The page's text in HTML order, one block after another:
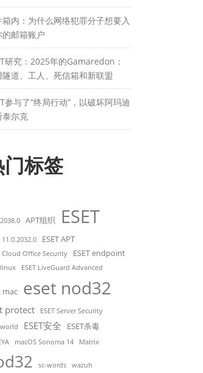
箱内：为什么网络犯罪分子想要入
的邮箱账户
研究：2025年的Gamaredon：
隧道、工人、死信箱和新联盟
参与了“终局行动”，以破坏阿玛迪
泰尔克
门标签
APT组织 ESET
11.0.2032.0 ESET APT
Cloud Office Security ESET endpoint
ESET LiveGuard Advanced
mac eset nod32
protect
ESET Server Security
ESET安全 ESET杀毒
macOS Sonoma 14 Matrix
sc-words wazuh